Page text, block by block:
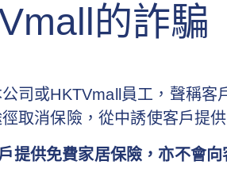
的詐騙
司或HKTVmall員工，聲稱客
取消保險，從中誘使客戶提
提供免費家居保險，亦不會